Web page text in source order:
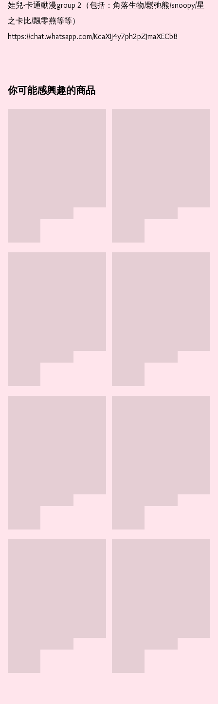
娃兒-卡通動漫group 2（包括：角落生物/鬆弛熊/snoopy/星
之卡比/飄零燕等等）
https://chat.whatsapp.com/KcaXIj4y7ph2pZJmaXECbB
你可能感興趣的商品